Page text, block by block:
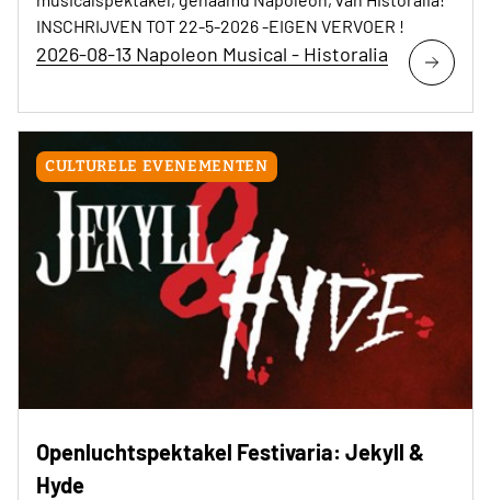
INSCHRIJVEN TOT 22-5-2026 -EIGEN VERVOER !
2026-08-13 Napoleon Musical - Historalia
CULTURELE EVENEMENTEN
Openluchtspektakel Festivaria: Jekyll &
Hyde